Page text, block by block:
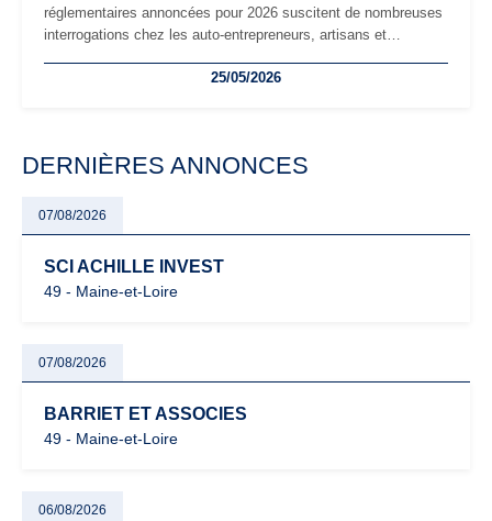
réglementaires annoncées pour 2026 suscitent de nombreuses
interrogations chez les auto-entrepreneurs, artisans et
facturation ou risque de bascule vers la TVA : les règles
25/05/2026
DERNIÈRES ANNONCES
07/08/2026
SCI ACHILLE INVEST
49 - Maine-et-Loire
07/08/2026
BARRIET ET ASSOCIES
49 - Maine-et-Loire
06/08/2026